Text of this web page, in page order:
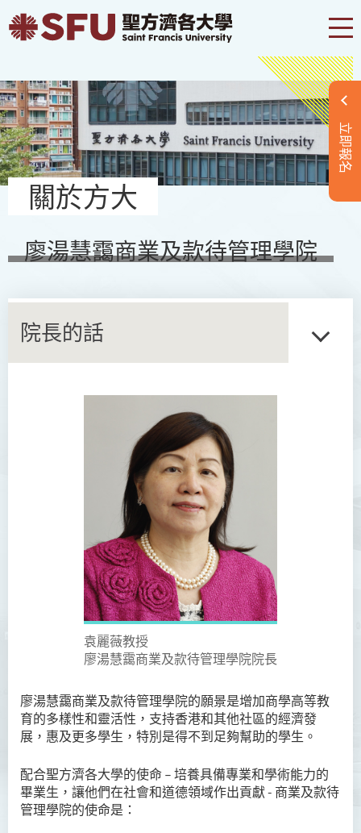
立即報名
關於方大
廖湯慧靄商業及款待管理學院
院長的話
袁麗薇教授
廖湯慧靄商業及款待管理學院院長
廖湯慧靄商業及款待管理學院的願景是增加商學高等教
育的多樣性和靈活性，支持香港和其他社區的經濟發
展，惠及更多學生，特別是得不到足夠幫助的學生。
配合聖方濟各大學的使命 – 培養具備專業和學術能力的
畢業生，讓他們在社會和道德領域作出貢獻 - 商業及款待
管理學院的使命是：
學院簡介
院長的話
願景和使命
教職員
校外顧問團及校外考試委員
課程概覽
訪修及旁聽生計劃
學術活動
學員通訊